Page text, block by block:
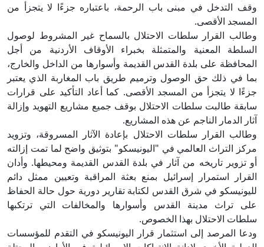
وقف التدخل في مبنى باب الرحمة، باعتباره جزءًا لا يتجزأ من
المسجد الأقصى.
وطالب القرار سلطات الاحتلال بالسماح غير المشروط لوصول
السلطة المعنية والمتمثلة بخبراء الأوقاف الأردنية من أجل
المحافظة على بلدة القدس القديمة وأسوارها من الداخل والخارج،
بما في ذلك حق الوصول وترميم طريق باب المغاربة الذي يعتبر
جزءًا لا يتجزأ من المسجد الأقصى. كما أعاد التأكيد على قرارات
سابقة طالبت سلطات الاحتلال بوقف جميع مشاريع التهويد وإزالة
آثار الدمار الناجم عن هذه المشاريع.
وطالب القرار سلطات الاحتلال بإعادة الآثار المسروقة، وتزويد
مركز التراث العالمي في "اليونيسكو" بتوثيق واضح لما تمت إزالته
أو تزوير تاريخه من آثار في بلدة القدس القديمة ومحيطها. وأدان
القرار استمرار إسرائيل بمنع بعثة المراقبة وتعيين ممثل دائم
لليونيسكو في شرق القدس لكتابة تقارير دورية حول حالة الحفاظ
على تراث مدينة القدس وأسوارها والمخالفات التي ترتكبها
سلطات الاحتلال بهذا الخصوص.
ودعا المرصد إلى استثمار قرار اليونيسكو في التقدم للمؤسسات